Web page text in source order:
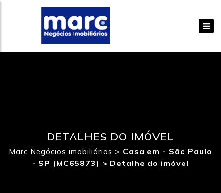
DETALHES DO IMÓVEL
Marc Negócios imobiliários > Casa em - São Paulo
- SP (MC65873) > Detalhe do imóvel